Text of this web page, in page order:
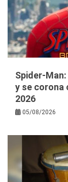
Spider-
y se corona
2026
05/08/2026